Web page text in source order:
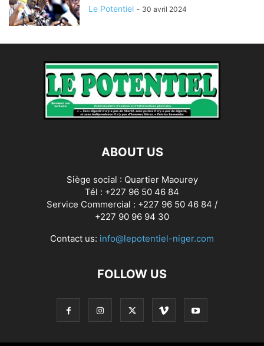
Le Potentiel - 30 avril 2024
ABOUT US
Siège social : Quartier Maourey
Tél : +227 96 50 46 84
Service Commercial : +227 96 50 46 84 /
+227 90 96 94 30
Contact us: info@lepotentiel-niger.com
FOLLOW US